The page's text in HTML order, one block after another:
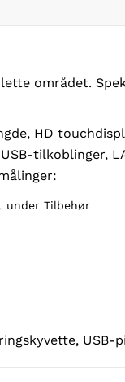
området.
HD
tilkoblinger,
under Tilbehør
USB-